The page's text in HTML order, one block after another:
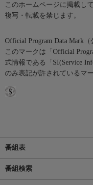
このホームページに掲載し
複写・転載を禁じます。
Official Program Data Mark（
このマークは「Official
式情報である「SI(Service
のみ表記が許されているマー
番組表
番組検索